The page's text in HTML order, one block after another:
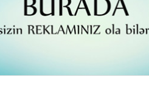
Fələstin Tehranın gündəmində qalır
15:05 Hikmət Hacıyev: Azərbaycan